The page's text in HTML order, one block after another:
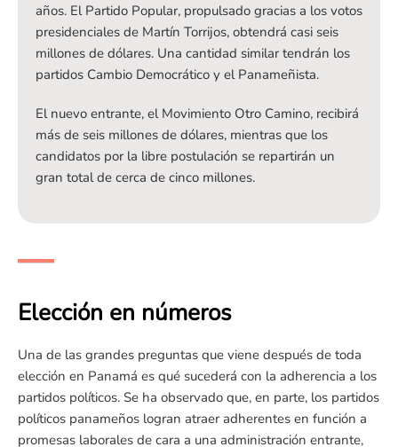
años. El Partido Popular, propulsado gracias a los votos
presidenciales de Martín Torrijos, obtendrá casi seis
millones de dólares. Una cantidad similar tendrán los
partidos Cambio Democrático y el Panameñista.
El nuevo entrante, el Movimiento Otro Camino, recibirá
más de seis millones de dólares, mientras que los
candidatos por la libre postulación se repartirán un
gran total de cerca de cinco millones.
Elección en números
Una de las grandes preguntas que viene después de toda
elección en Panamá es qué sucederá con la adherencia a los
partidos políticos. Se ha observado que, en parte, los partidos
políticos panameños logran atraer adherentes en función a
promesas laborales de cara a una administración entrante,